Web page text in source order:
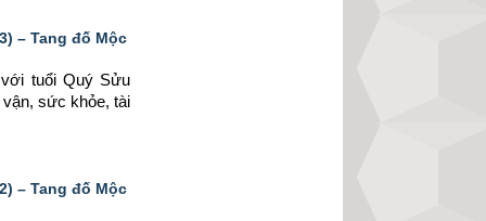
– Tang đố Mộc
với tuổi Quý Sửu
vận, sức khỏe, tài
– Tang đố Mộc